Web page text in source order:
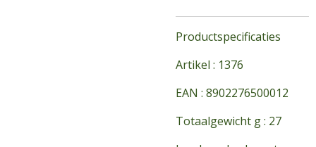
Productspecificaties
Artikel : 1376
EAN : 8902276500012
Totaalgewicht g : 27